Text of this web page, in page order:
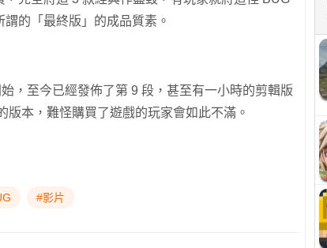
的「最終版」的成品質素。
，至今已經發佈了第 9 段，甚至有一小時的剪輯版
本，難怪購買了遊戲的玩家會如此不滿。
#影片